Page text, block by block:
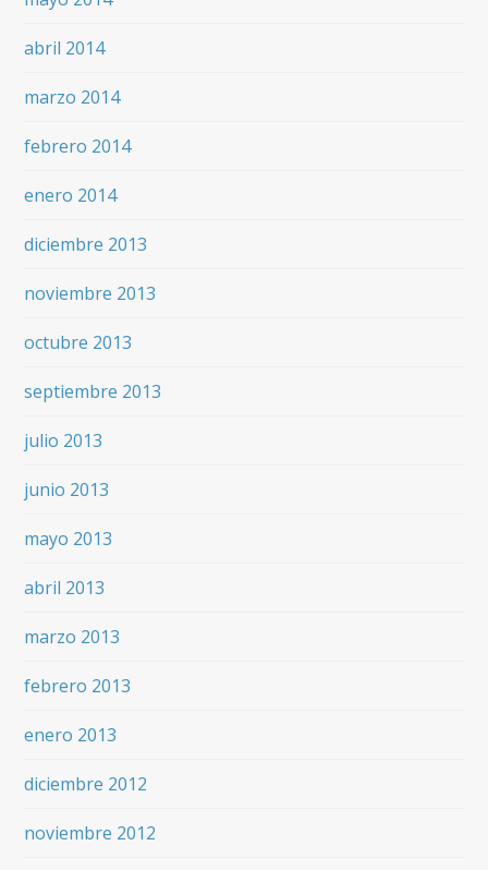
abril 2014
marzo 2014
febrero 2014
enero 2014
diciembre 2013
noviembre 2013
octubre 2013
septiembre 2013
julio 2013
junio 2013
mayo 2013
abril 2013
marzo 2013
febrero 2013
enero 2013
diciembre 2012
noviembre 2012